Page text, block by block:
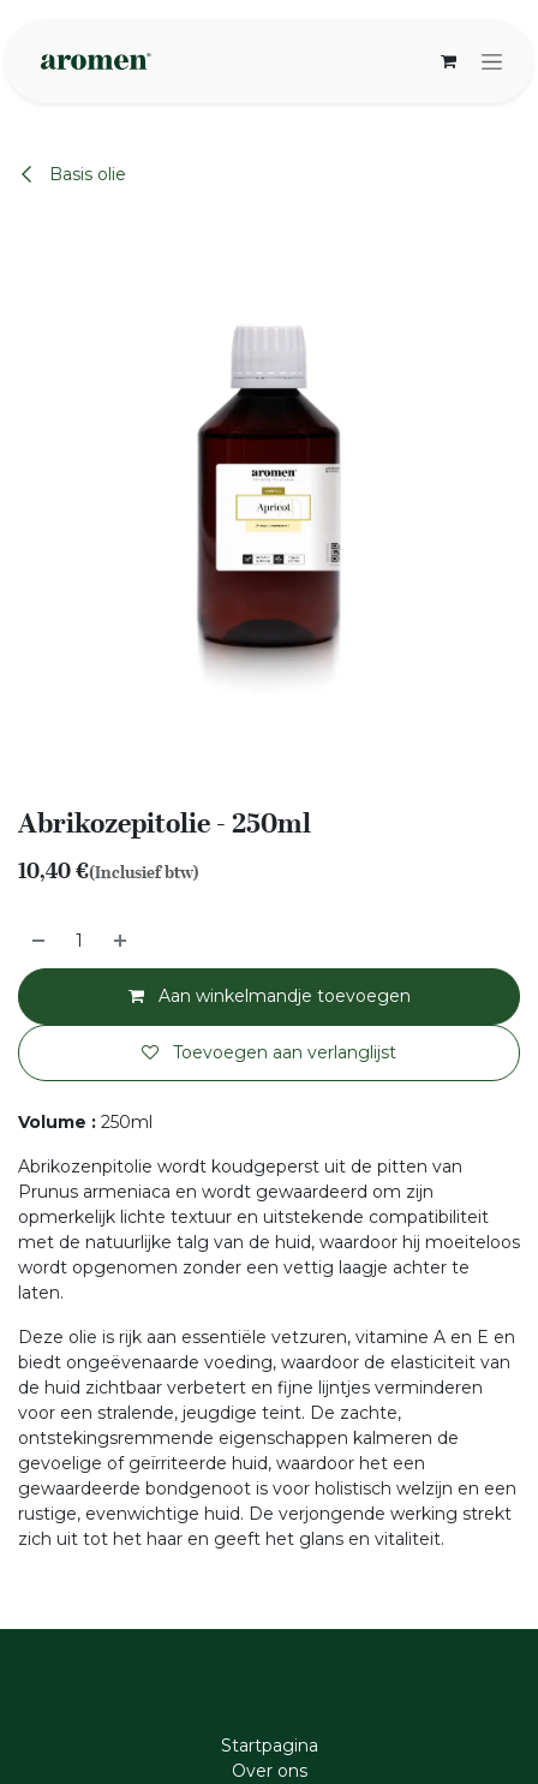
Basis olie
Abrikozepitolie - 250ml
10,40€(Inclusief btw)
Aan winkelmandje toevoegen
Toevoegen aan verlanglijst
Volume : 250ml
Abrikozenpitolie wordt koudgeperst uit de pitten van
Prunus armeniaca en wordt gewaardeerd om zijn
opmerkelijk lichte textuur en uitstekende compatibiliteit
met de natuurlijke talg van de huid, waardoor hij moeiteloos
wordt opgenomen zonder een vettig laagje achter te
laten.
Deze olie is rijk aan essentiële vetzuren, vitamine A en E en
biedt ongeëvenaarde voeding, waardoor de elasticiteit van
de huid zichtbaar verbetert en fijne lijntjes verminderen
voor een stralende, jeugdige teint. De zachte,
ontstekingsremmende eigenschappen kalmeren de
gevoelige of geïrriteerde huid, waardoor het een
gewaardeerde bondgenoot is voor holistisch welzijn en een
rustige, evenwichtige huid. De verjongende werking strekt
zich uit tot het haar en geeft het glans en vitaliteit.
Startpagina
Ove​r​ ons